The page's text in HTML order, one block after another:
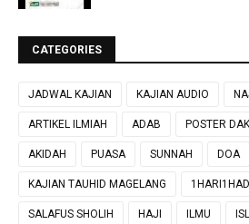
CATEGORIES
JADWAL KAJIAN KAJIAN AUDIO
ARTIKEL ILMIAH ADAB POSTER
AKIDAH PUASA SUNNAH DOA
KAJIAN TAUHID MAGELANG
SALAFUS SHOLIH HAJI ILMU